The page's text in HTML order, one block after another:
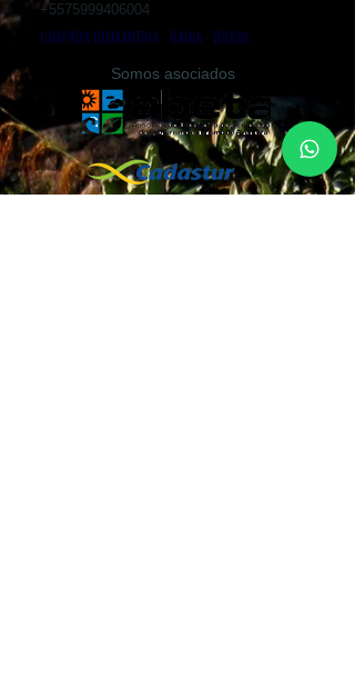
+5575999406004
CHAPADA DIAMANTINA - BAHIA - BRASIL
Somos asociados